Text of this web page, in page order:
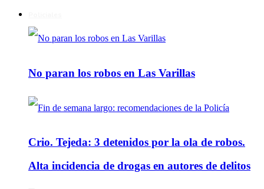
No paran los robos en Las Varillas
Crio. Tejeda: 3 detenidos por la ola de robos.
Alta incidencia de drogas en autores de delitos